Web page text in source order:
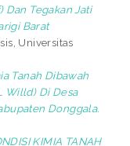
Dan Tegakan Jati
Barat
Universitas
Tanah Dibawah
Willd) Di Desa
Donggala.
KIMIA TANAH